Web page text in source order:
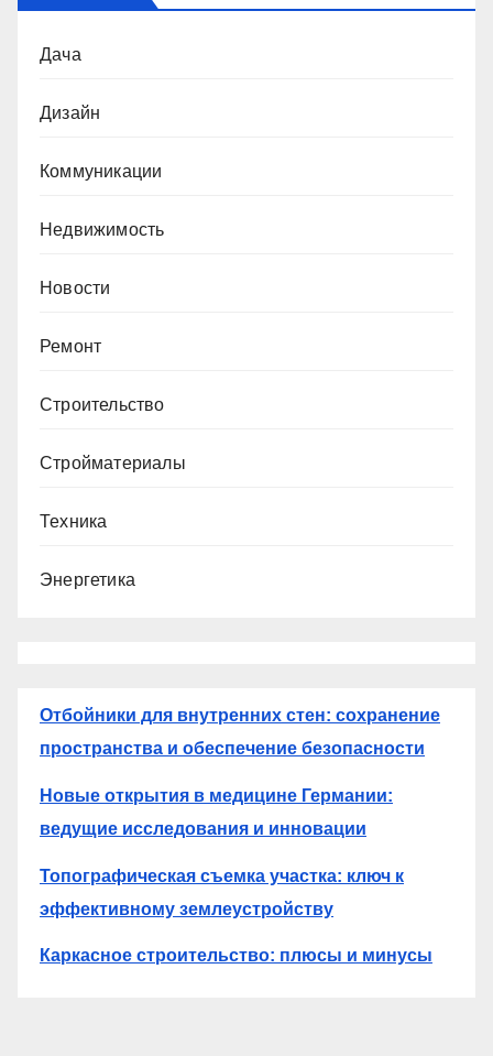
Дача
Дизайн
Коммуникации
Недвижимость
Новости
Ремонт
Строительство
Стройматериалы
Техника
Энергетика
Отбойники для внутренних стен: сохранение
пространства и обеспечение безопасности
Новые открытия в медицине Германии:
ведущие исследования и инновации
Топографическая съемка участка: ключ к
эффективному землеустройству
Каркасное строительство: плюсы и минусы